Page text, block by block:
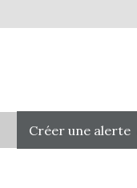
Créer une alerte